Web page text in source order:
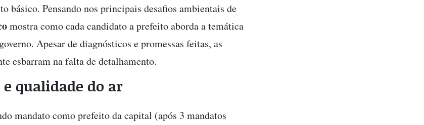
básico. Pensando nos principais desafios ambientais de
mostra como cada candidato a prefeito aborda a temática
Apesar de diagnósticos e promessas feitas, as
esbarram na falta de detalhamento.
qualidade do ar
mandato como prefeito da capital (após 3 mandatos